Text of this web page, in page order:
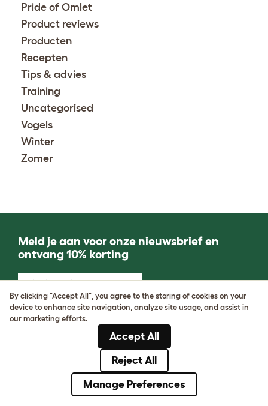
Pride of Omlet
Product reviews
Producten
Recepten
Tips & advies
Training
Uncategorised
Vogels
Winter
Zomer
Meld je aan voor onze nieuwsbrief en
ontvang 10% korting
Klik hier om je aan te melden
Klantenreviews
Persruimte
Hulp nodig?
ons op
Veelgestelde vragen
By clicking "Accept All", you agree to the storing of cookies on your
device to enhance site navigation, analyze site usage, and assist in
our marketing efforts.
Accept All
Reject All
Manage Preferences